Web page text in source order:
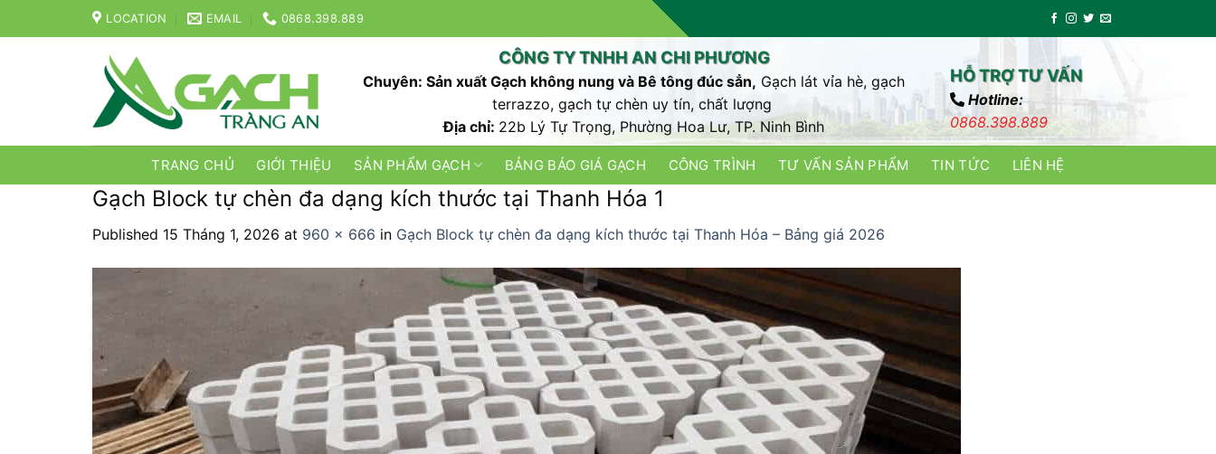
to
LOCATION EMAIL 0868.398.889
CÔNG TY TNHH AN CHI PHƯƠNG
Chuyên: Sản xuất Gạch không nung và Bê tông đúc sẳn, Gạch lát vỉa hè, gạch
terrazzo, gạch tự chèn uy tín, chất lượng
Địa chỉ: 22b Lý Tự Trọng, Phường Hoa Lư, TP. Ninh Bình
HỖ TRỢ TƯ VẤN
Hotline:
0868.398.889
TRANG CHỦ GIỚI THIỆU SẢN PHẨM GẠCH BẢNG BÁO GIÁ GẠCH CÔNG TRÌNH TƯ VẤN SẢN PHẨM TIN TỨC LIÊN HỆ
Gạch Block tự chèn đa dạng kích thước tại Thanh Hóa 1
Published 15 Tháng 1, 2026 at 960 × 666 in Gạch Block tự chèn đa dạng kích thước tại Thanh Hóa – Bảng giá 2026